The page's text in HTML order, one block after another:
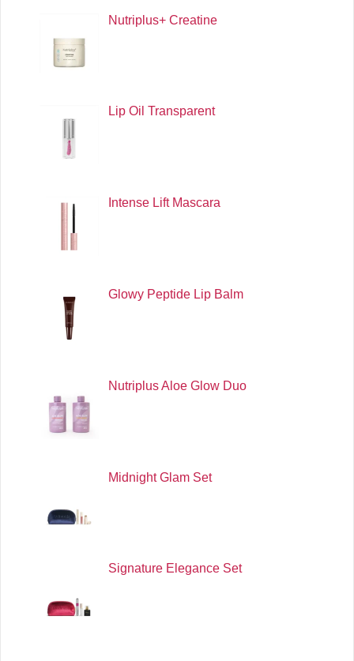
Nutriplus+ Creatine
Lip Oil Transparent
Intense Lift Mascara
Glowy Peptide Lip Balm
Nutriplus Aloe Glow Duo
Midnight Glam Set
Signature Elegance Set